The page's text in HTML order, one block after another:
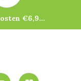
Verzendkosten €6,95 – gratis bij je eerste bestelling vanaf €200